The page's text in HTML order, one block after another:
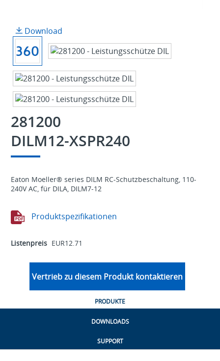
Download
281200
DILM12-XSPR240
Eaton Moeller® series DILM RC-Schutzbeschaltung, 110-
240V AC, für DILA, DILM7-12
Produktspezifikationen
Listenpreis EUR12.71
Vertrieb zu diesem Produkt kontaktieren
PRODUKTE
DOWNLOADS
SUPPORT